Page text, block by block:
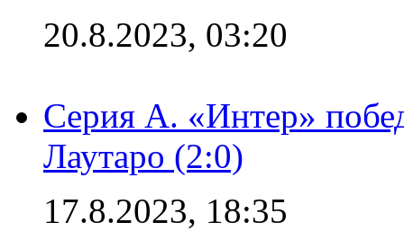
20.8.2023, 03:20
Серия А. «Интер»
Лаутаро (2:0)
17.8.2023, 18:35